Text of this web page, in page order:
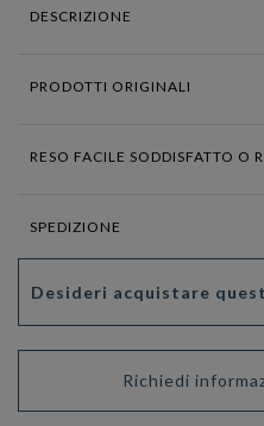
DESCRIZIONE
PRODOTTI ORIGINALI
RESO FACILE SODDISFATTO O
SPEDIZIONE
Desideri acquistare
Richiedi